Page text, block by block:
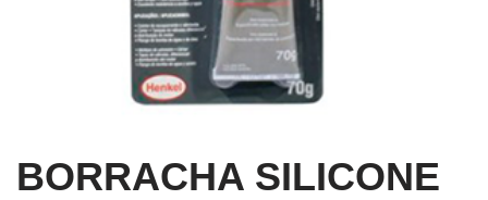
BORRACHA SILICONE